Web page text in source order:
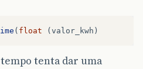
( float (valor_kwh )
tenta dar uma